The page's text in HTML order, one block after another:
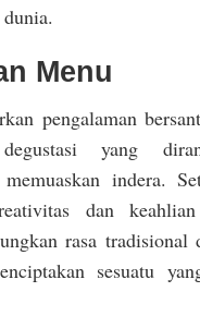
Menu
pengalaman
yang
indera.
dan
rasa tradisional
sesuatu